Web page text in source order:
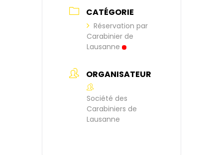
CATÉGORIE
Réservation par
Carabinier de
Lausanne
ORGANISATEUR
Société des
Carabiniers de
Lausanne